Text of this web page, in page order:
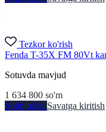
Tezkor ko'rish
Fenda T-35X FM 80Vt
Sotuvda mavjud
1 634 800 so'm
Sotib olish Savatga kiritish